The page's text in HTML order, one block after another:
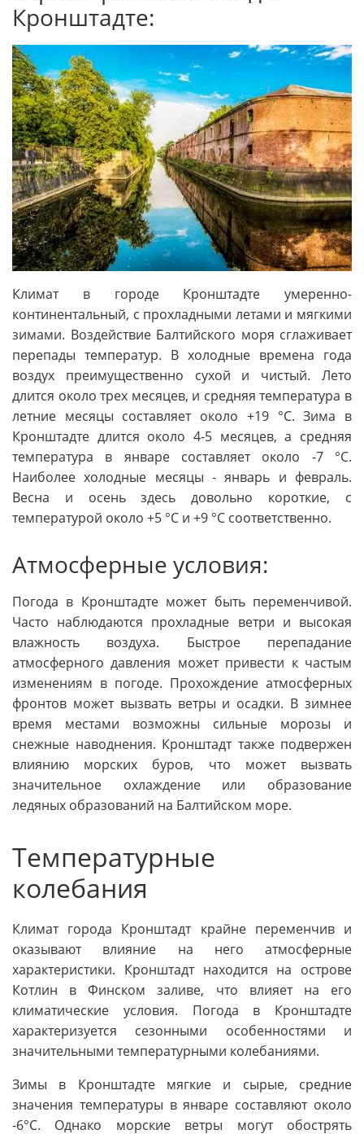
Кронштадте:
Климат в городе Кронштадте умеренно-
континентальный, с прохладными летами и мягкими
зимами. Воздействие Балтийского моря сглаживает
перепады температур. В холодные времена года
воздух преимущественно сухой и чистый. Лето
длится около трех месяцев, и средняя температура в
летние месяцы составляет около +19 °C. Зима в
Кронштадте длится около 4-5 месяцев, а средняя
температура в январе составляет около -7 °C.
Наиболее холодные месяцы - январь и февраль.
Весна и осень здесь довольно короткие, с
температурой около +5 °C и +9 °C соответственно.
Атмосферные условия:
Погода в Кронштадте может быть переменчивой.
Часто наблюдаются прохладные ветри и высокая
влажность воздуха. Быстрое перепадание
атмосферного давления может привести к частым
изменениям в погоде. Прохождение атмосферных
фронтов может вызвать ветры и осадки. В зимнее
время местами возможны сильные морозы и
снежные наводнения. Кронштадт также подвержен
влиянию морских буров, что может вызвать
значительное охлаждение или образование
ледяных образований на Балтийском море.
Температурные
колебания
Климат города Кронштадт крайне переменчив и
оказывают влияние на него атмосферные
характеристики. Кронштадт находится на острове
Котлин в Финском заливе, что влияет на его
климатические условия. Погода в Кронштадте
характеризуется сезонными особенностями и
значительными температурными колебаниями.
Зимы в Кронштадте мягкие и сырые, средние
значения температуры в январе составляют около
-6°C. Однако морские ветры могут обострять